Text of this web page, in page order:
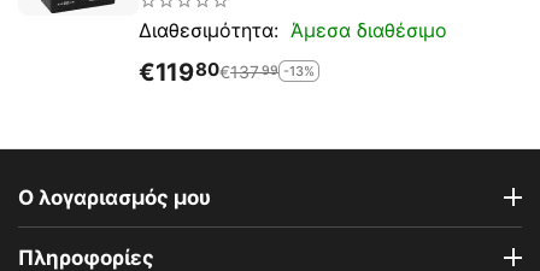
Διαθεσιμότητα: Άμεσα διαθέσιμο
€11980€13799 -13%
Ο λογαριασμός μου
Πληροφορίες